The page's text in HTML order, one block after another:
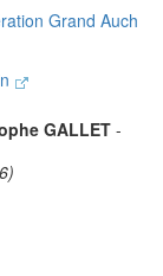
Grand Auch
GALLET -